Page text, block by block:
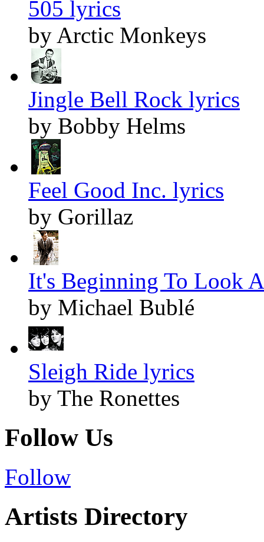
505 lyrics
by Arctic Monkeys
Jingle Bell Rock lyrics
by Bobby Helms
Feel Good Inc. lyrics
by Gorillaz
It's Beginning To Look
by Michael Bublé
Sleigh Ride lyrics
by The Ronettes
Follow Us
Follow
Artists Directory